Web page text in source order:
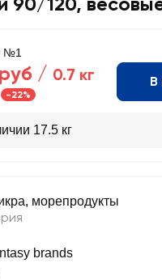
№1
/ 0.7 кг
-22%
В
17.5 кг
морепродукты
brands